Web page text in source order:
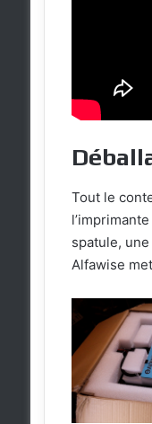
Tout le
spatule,
Alfawise